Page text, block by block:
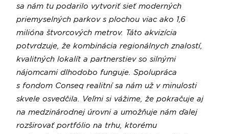
sa nám tu podarilo vytvoriť sieť moderných
priemyselných parkov s plochou viac ako 1,6
milióna štvorcových metrov. Táto akvizícia
potvrdzuje, že kombinácia regionálnych znalostí,
kvalitných lokalít a partnerstiev so silnými
nájomcami dlhodobo funguje. Spolupráca
s fondom Conseq realitní sa nám už v minulosti
skvele osvedčila. Veľmi si vážime, že pokračuje aj
na medzinárodnej úrovni a umožňuje nám ďalej
rozširovať portfólio na trhu, ktorému